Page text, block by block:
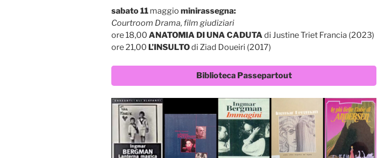
sabato 11 maggio minirassegna:
Courtroom Drama, film giudiziari
ore 18,00 ANATOMIA DI UNA CADUTA di Justine Triet Francia (2023)
ore 21,00 L’INSULTOdi Ziad Doueiri (2017)
Biblioteca Passepartout